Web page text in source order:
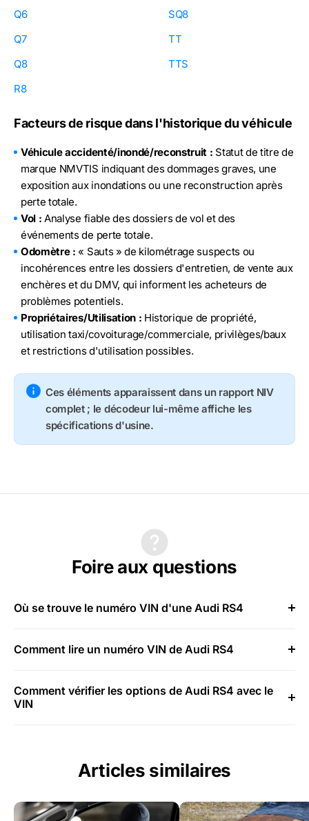
Q6
Q7
Q8
R8
SQ8
TT
TTS
Facteurs de risque dans l'historique du véhicule
Véhicule accidenté/inondé/reconstruit : Statut de titre de
marque NMVTIS indiquant des dommages graves, une
exposition aux inondations ou une reconstruction après
perte totale.
Vol : Analyse fiable des dossiers de vol et des
événements de perte totale.
Odomètre : « Sauts » de kilométrage suspects ou
incohérences entre les dossiers d'entretien, de vente aux
enchères et du DMV, qui informent les acheteurs de
problèmes potentiels.
Propriétaires/Utilisation : Historique de propriété,
utilisation taxi/covoiturage/commerciale, privilèges/baux
et restrictions d'utilisation possibles.
Ces éléments apparaissent dans un rapport NIV
complet ; le décodeur lui-même affiche les
spécifications d'usine.
Foire aux questions
Où se trouve le numéro VIN d'une Audi RS4
Comment lire un numéro VIN de Audi RS4
Comment vérifier les options de Audi RS4 avec le
VIN
Articles similaires